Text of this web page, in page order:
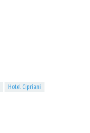
Hotel Cipriani